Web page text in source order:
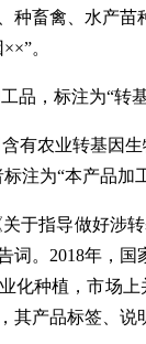
种畜禽、水产
。
品，标注为“转
含有农业转基因
注为“本产品加
于指导做好涉
词。2018年，
化种植，市场
其产品标签、说